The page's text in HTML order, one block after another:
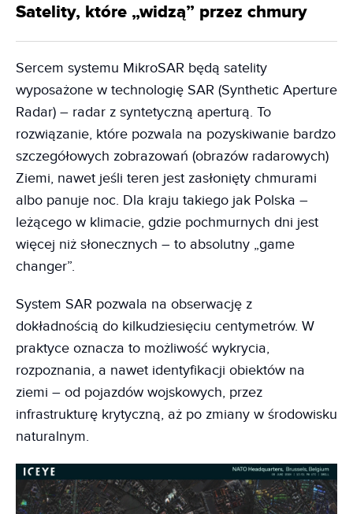
Satelity, które „widzą” przez chmury
Sercem systemu MikroSAR będą satelity
wyposażone w technologię SAR (Synthetic Aperture
Radar) – radar z syntetyczną aperturą. To
rozwiązanie, które pozwala na pozyskiwanie bardzo
szczegółowych zobrazowań (obrazów radarowych)
Ziemi, nawet jeśli teren jest zasłonięty chmurami
albo panuje noc. Dla kraju takiego jak Polska –
leżącego w klimacie, gdzie pochmurnych dni jest
więcej niż słonecznych – to absolutny „game
changer”.
System SAR pozwala na obserwację z
dokładnością do kilkudziesięciu centymetrów. W
praktyce oznacza to możliwość wykrycia,
rozpoznania, a nawet identyfikacji obiektów na
ziemi – od pojazdów wojskowych, przez
infrastrukturę krytyczną, aż po zmiany w środowisku
naturalnym.